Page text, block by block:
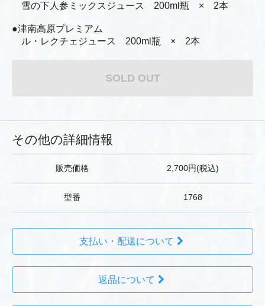
雪の下人参ミックスジュース 200ml瓶 × 2本
●津南高原プレミアム
ル・レクチェジュース 200ml瓶 × 2本
SOLD OUT
その他の詳細情報
販売価格 2,700円(税込)
型番 1768
支払い・配送について
返品について